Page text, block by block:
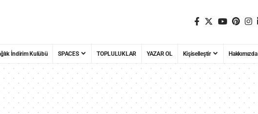
İndirim Kulübü SPACES TOPLULUKLAR YAZAR OL Kişiselleştir Hakkımızda